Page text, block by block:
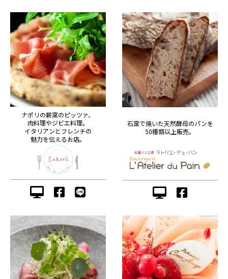
ナポリの薪窯のピッツァ、
肉料理やジビエ料理。
イタリアンとフレンチの
魅力を伝えるお店。
石窯で焼いた天然酵母のパンを
50種類以上販売。